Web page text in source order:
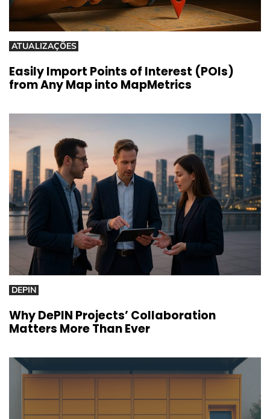
ATUALIZAÇÕES
Easily Import Points of Interest (POIs)
from Any Map into MapMetrics
DEPIN
Why DePIN Projects’ Collaboration
Matters More Than Ever